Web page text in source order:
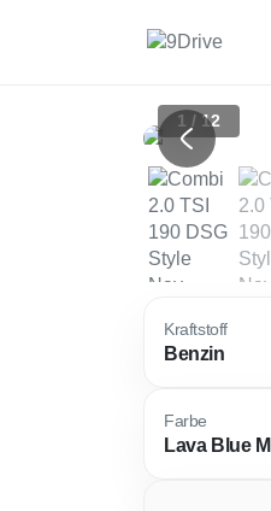
Previous
1 / 12
Kraftstoff
Benzin
Farbe